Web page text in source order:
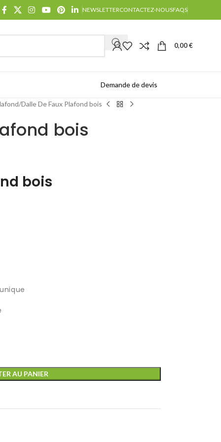
NEWSLETTERCONTACTEZ-NOUSFAQS
0,00€
Demande de devis
Dalle De Faux Plafond bois
bois
bois
AU PANIER